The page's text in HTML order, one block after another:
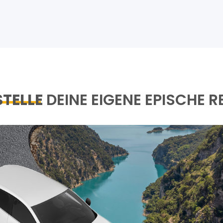
DEINE EIGENE EPISCHE